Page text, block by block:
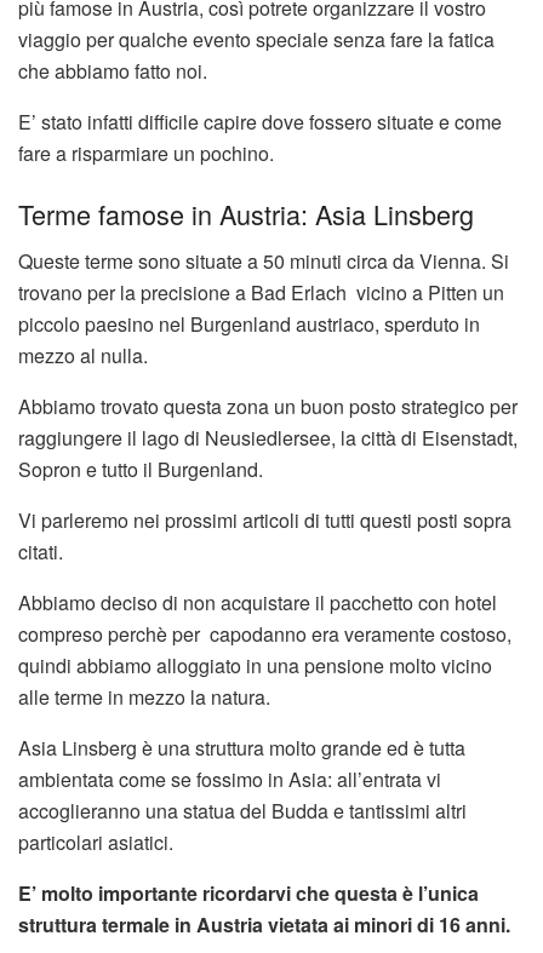
più famose in Austria, così potrete organizzare il vostro
viaggio per qualche evento speciale senza fare la fatica
che abbiamo fatto noi.
E’ stato infatti difficile capire dove fossero situate e come
fare a risparmiare un pochino.
Terme famose in Austria: Asia Linsberg
Queste terme sono situate a 50 minuti circa da Vienna. Si
trovano per la precisione a Bad Erlach vicino a Pitten un
piccolo paesino nel Burgenland austriaco, sperduto in
mezzo al nulla.
Abbiamo trovato questa zona un buon posto strategico per
raggiungere il lago di Neusiedlersee, la città di Eisenstadt,
Sopron e tutto il Burgenland.
Vi parleremo nei prossimi articoli di tutti questi posti sopra
citati.
Abbiamo deciso di non acquistare il pacchetto con hotel
compreso perchè per capodanno era veramente costoso,
quindi abbiamo alloggiato in una pensione molto vicino
alle terme in mezzo la natura.
Asia Linsberg è una struttura molto grande ed è tutta
ambientata come se fossimo in Asia: all’entrata vi
accoglieranno una statua del Budda e tantissimi altri
particolari asiatici.
E’ molto importante ricordarvi che questa è l’unica
struttura termale in Austria vietata ai minori di 16 anni.